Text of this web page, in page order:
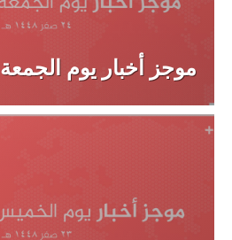
موجز أخبار يوم الجمعة